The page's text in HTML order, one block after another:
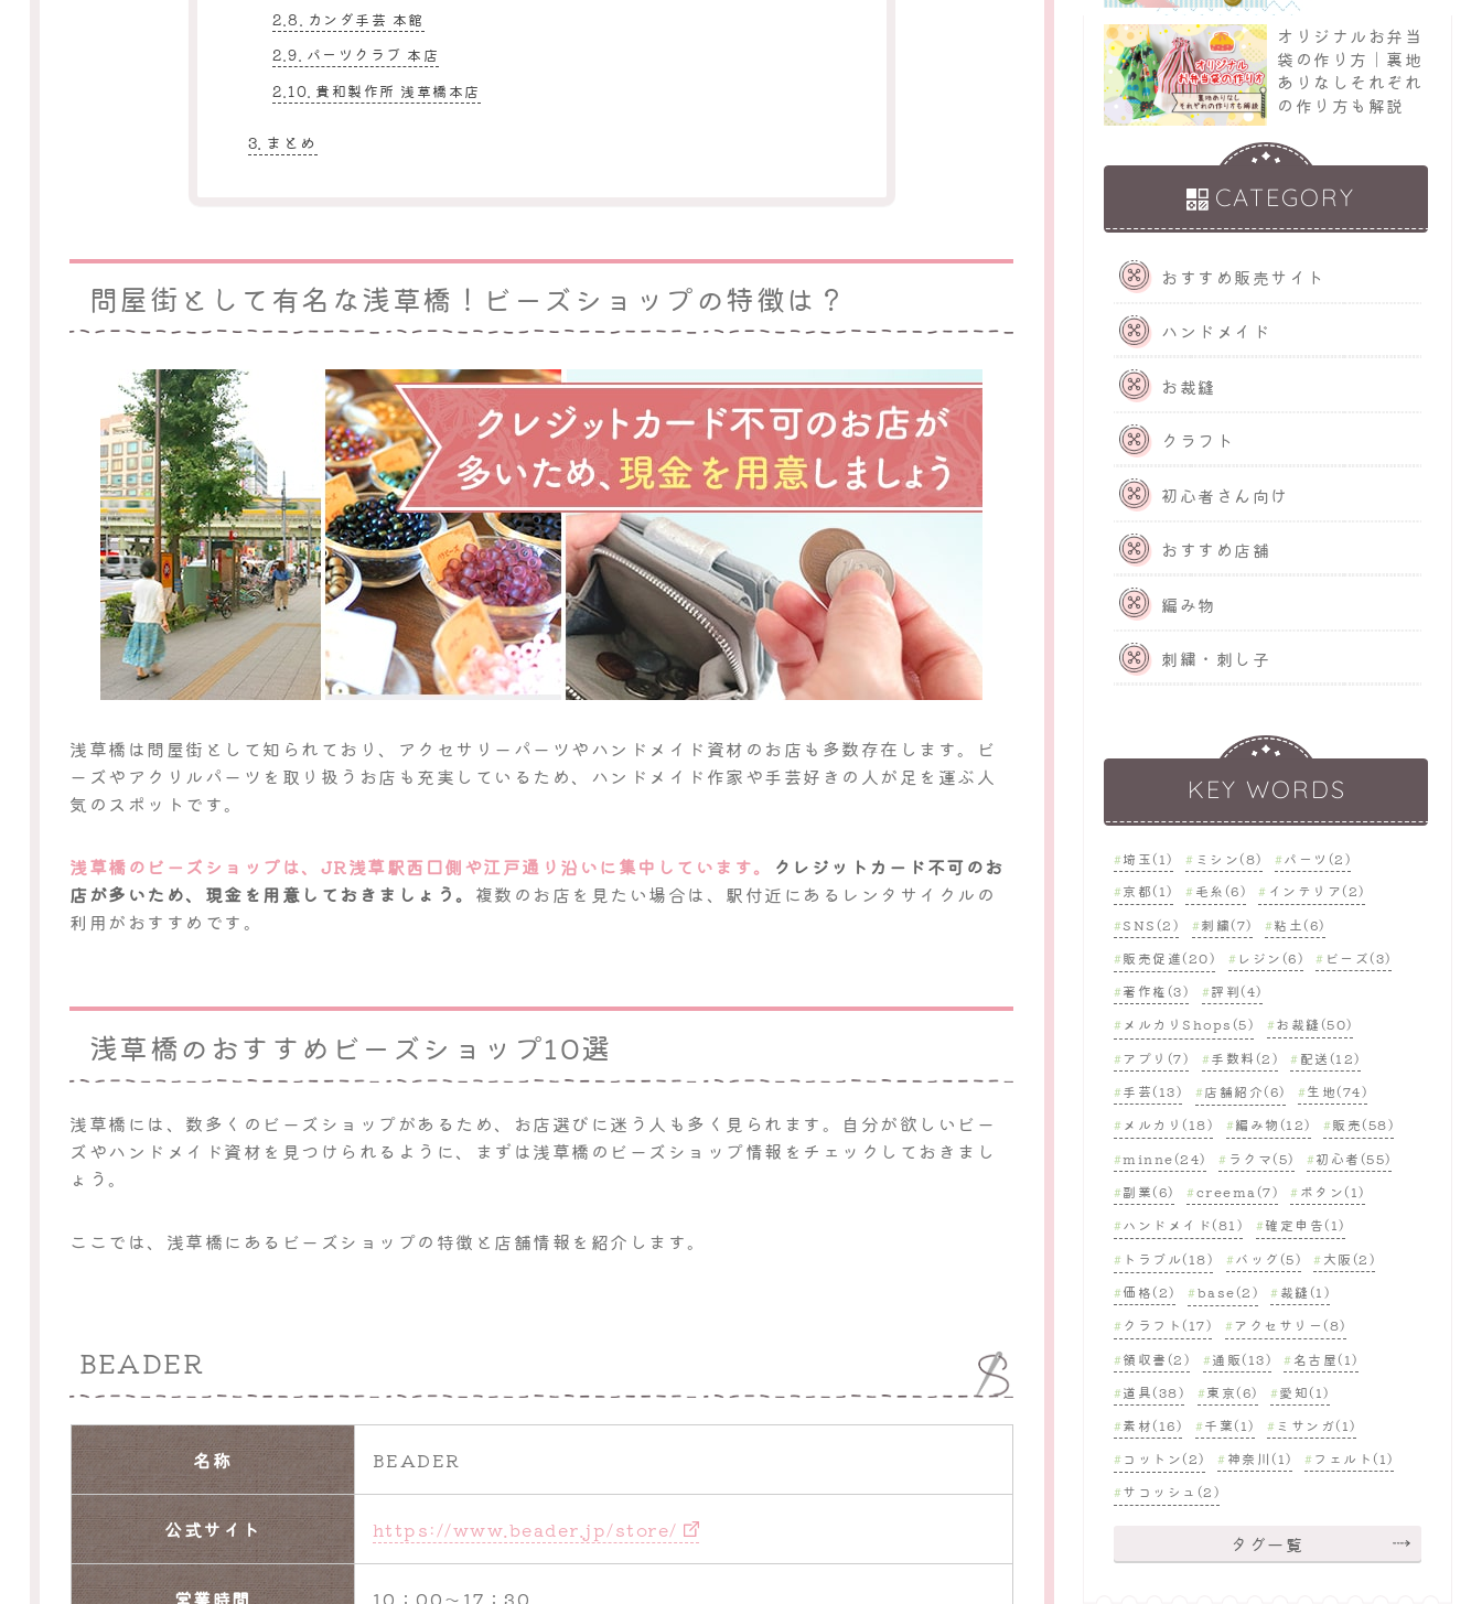
カンダ手芸 本館
パーツクラブ 本店
貴和製作所 浅草橋本店
まとめ
問屋街として有名な浅草橋！ビーズショップの特徴は？
浅草橋は問屋街として知られており、アクセサリーパーツやハンドメイド資材のお店も多数存在します。ビ
ーズやアクリルパーツを取り扱うお店も充実しているため、ハンドメイド作家や手芸好きの人が足を運ぶ人
気のスポットです。
浅草橋のビーズショップは、JR浅草駅西口側や江戸通り沿いに集中しています。
クレジットカード不可のお
店が多いため、現金を用意しておきましょう。 複数のお店を見たい場合は、駅付近にあるレンタサイクルの
利用がおすすめです。
浅草橋のおすすめビーズショップ10選
浅草橋には、数多くのビーズショップがあるため、お店選びに迷う人も多く見られます。自分が欲しいビー
ズやハンドメイド資材を見つけられるように、まずは浅草橋のビーズショップ情報をチェックしておきまし
ょう。
ここでは、浅草橋にあるビーズショップの特徴と店舗情報を紹介します。
BEADER
名称 BEADER
公式サイト https://www.beader.jp/store/
営業時間 10：00～17：30
オリジナルお弁当
袋の作り方｜裏地
ありなしそれぞれ
の作り方も解説
CATEGORY
おすすめ販売サイト
ハンドメイド
お裁縫
クラフト
初心者さん向け
おすすめ店舗
編み物
刺繍・刺し子
KEY WORDS
埼玉(1) ミシン(8)
パーツ(2)
京都(1)
毛糸(6)
インテリア(2)
SNS(2)
刺繍(7)
粘土(6)
販売促進(20)
レジン(6)
ビーズ(3)
著作権(3)
評判(4)
メルカリShops(5)
お裁縫(50)
アプリ(7)
手数料(2)
配送(12)
手芸(13)
店舗紹介(6)
生地(74)
メルカリ(18)
編み物(12)
販売(58)
minne(24)
ラクマ(5)
初心者(55)
副業(6)
creema(7)
ボタン(1)
ハンドメイド(81)
確定申告(1)
トラブル(18)
バッグ(5)
大阪(2)
価格(2)
base(2)
裁縫(1)
クラフト(17)
アクセサリー(8)
領収書(2)
通販(13)
名古屋(1)
道具(38)
東京(6)
愛知(1)
素材(16)
千葉(1)
ミサンガ(1)
コットン(2)
神奈川(1)
フェルト(1)
サコッシュ(2)
タグ一覧